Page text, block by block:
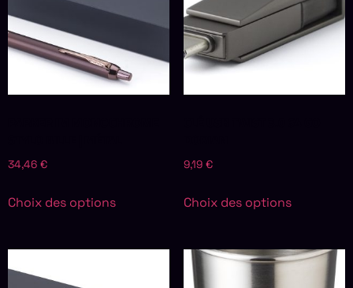
34,46 €
Choix des options
9,19 €
Choix des options